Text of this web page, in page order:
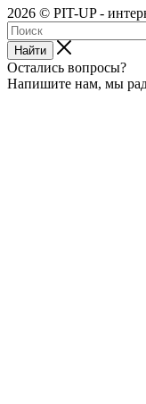
2026 © PIT-UP -
Найти
Остались вопросы?
Напишите нам, мы